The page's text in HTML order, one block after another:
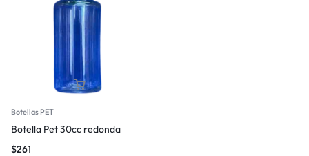
Botellas PET
Botella Pet 30cc redonda
$261